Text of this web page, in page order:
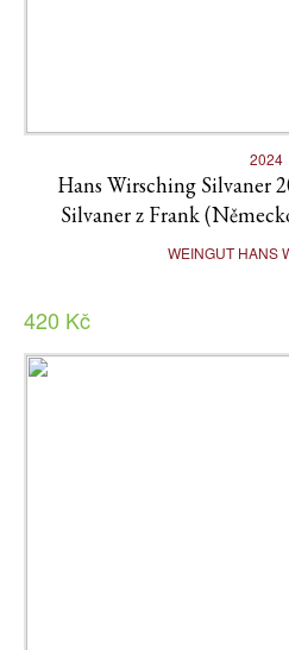
2024
Hans Wirsching Silvaner
Silvaner z Frank
WEINGUT HANS
420 Kč